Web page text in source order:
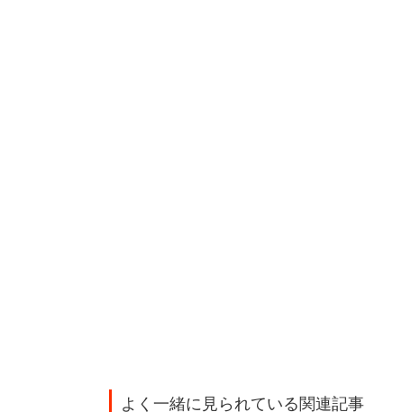
よく一緒に見られている関連記事